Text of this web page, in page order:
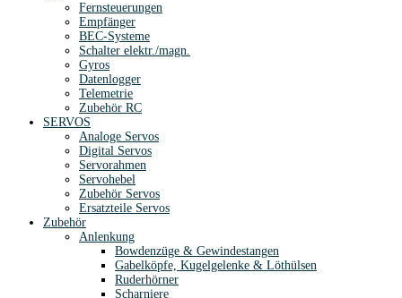
Fernsteuerungen
Empfänger
BEC-Systeme
Schalter elektr./magn.
Gyros
Datenlogger
Telemetrie
Zubehör RC
SERVOS
Analoge Servos
Digital Servos
Servorahmen
Servohebel
Zubehör Servos
Ersatzteile Servos
Zubehör
Anlenkung
Bowdenzüge & Gewindestangen
Gabelköpfe, Kugelgelenke & Löthülsen
Ruderhörner
Scharniere